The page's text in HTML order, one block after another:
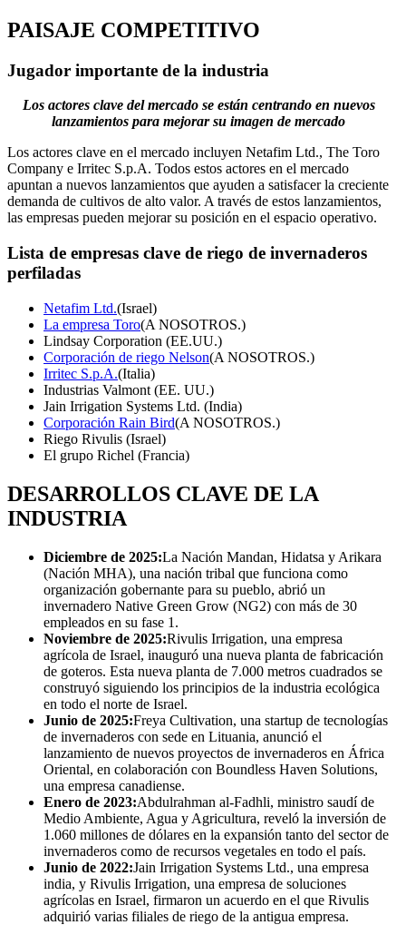
PAISAJE COMPETITIVO
Jugador importante de la industria
Los actores clave del mercado se están centrando en nuevos
lanzamientos para mejorar su imagen de mercado
Los actores clave en el mercado incluyen Netafim Ltd., The Toro
Company e Irritec S.p.A. Todos estos actores en el mercado
apuntan a nuevos lanzamientos que ayuden a satisfacer la creciente
demanda de cultivos de alto valor. A través de estos lanzamientos,
las empresas pueden mejorar su posición en el espacio operativo.
Lista de empresas clave de riego de invernaderos
perfiladas
Netafim Ltd.(Israel)
La empresa Toro(A NOSOTROS.)
Lindsay Corporation (EE.UU.)
Corporación de riego Nelson(A NOSOTROS.)
Irritec S.p.A.(Italia)
Industrias Valmont (EE. UU.)
Jain Irrigation Systems Ltd. (India)
Corporación Rain Bird(A NOSOTROS.)
Riego Rivulis (Israel)
El grupo Richel (Francia)
DESARROLLOS CLAVE DE LA
INDUSTRIA
Diciembre de 2025:La Nación Mandan, Hidatsa y Arikara
(Nación MHA), una nación tribal que funciona como
organización gobernante para su pueblo, abrió un
invernadero Native Green Grow (NG2) con más de 30
empleados en su fase 1.
Noviembre de 2025:Rivulis Irrigation, una empresa
agrícola de Israel, inauguró una nueva planta de fabricación
de goteros. Esta nueva planta de 7.000 metros cuadrados se
construyó siguiendo los principios de la industria ecológica
en todo el norte de Israel.
Junio ​​de 2025:Freya Cultivation, una startup de tecnologías
de invernaderos con sede en Lituania, anunció el
lanzamiento de nuevos proyectos de invernaderos en África
Oriental, en colaboración con Boundless Haven Solutions,
una empresa canadiense.
Enero de 2023:Abdulrahman al-Fadhli, ministro saudí de
Medio Ambiente, Agua y Agricultura, reveló la inversión de
1.060 millones de dólares en la expansión tanto del sector de
invernaderos como de recursos vegetales en todo el país.
Junio ​​de 2022:Jain Irrigation Systems Ltd., una empresa
india, y Rivulis Irrigation, una empresa de soluciones
agrícolas en Israel, firmaron un acuerdo en el que Rivulis
adquirió varias filiales de riego de la antigua empresa.